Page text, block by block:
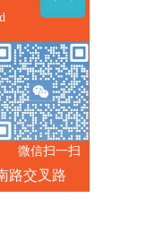
微信扫一扫
路交叉路